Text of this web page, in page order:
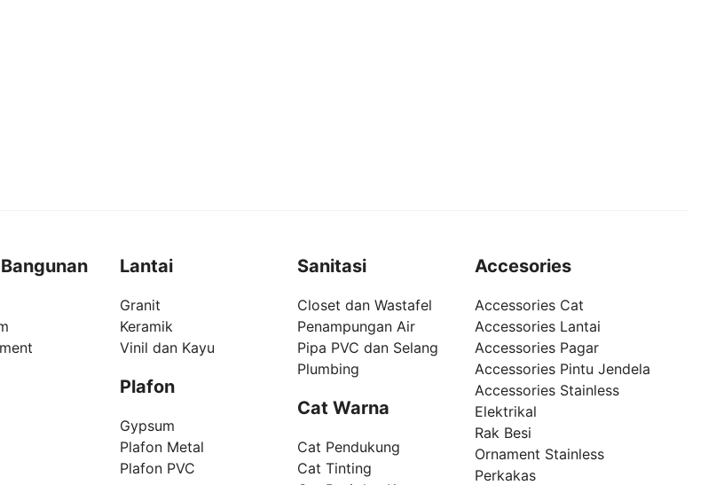
Lantai
Granit
Keramik
Vinil dan Kayu
Plafon
Gypsum
Plafon Metal
Plafon PVC
Sanitasi
Closet dan Wastafel
Penampungan Air
Pipa PVC dan Selang
Plumbing
Cat Warna
Cat Pendukung
Cat Tinting
Accesories
Accessories Cat
Accessories Lantai
Accessories Pagar
Accessories Pintu Jendela
Accessories Stainless
Elektrikal
Rak Besi
Ornament Stainless
Perkakas